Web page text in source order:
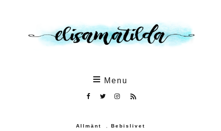
Menu
Allmänt , Bebislivet